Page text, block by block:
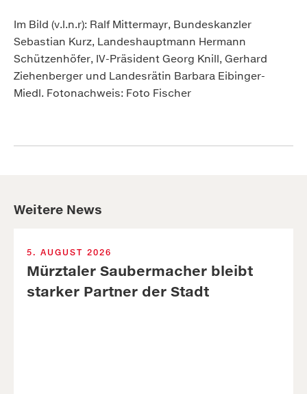
Im Bild (v.l.n.r): Ralf Mittermayr, Bundeskanzler
Sebastian Kurz, Landeshauptmann Hermann
Schützenhöfer, IV-Präsident Georg Knill, Gerhard
Ziehenberger und Landesrätin Barbara Eibinger-
Miedl. Fotonachweis: Foto Fischer
Weitere News
5. AUGUST 2026
Mürztaler Sauber­macher bleibt
starker Part­ner der Stadt